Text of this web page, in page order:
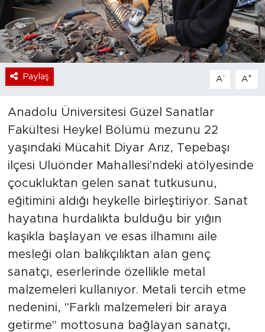
Paylaş A- A+
Anadolu Üniversitesi Güzel Sanatlar
Fakültesi Heykel Bölümü mezunu 22
yaşındaki Mücahit Diyar Arız, Tepebaşı
ilçesi Uluönder Mahallesi'ndeki atölyesinde
çocukluktan gelen sanat tutkusunu,
eğitimini aldığı heykelle birleştiriyor. Sanat
hayatına hurdalıkta bulduğu bir yığın
kaşıkla başlayan ve esas ilhamını aile
mesleği olan balıkçılıktan alan genç
sanatçı, eserlerinde özellikle metal
malzemeleri kullanıyor. Metali tercih etme
nedenini, "Farklı malzemeleri bir araya
getirme" mottosuna bağlayan sanatçı,
Magazin
Dünya
Sektör